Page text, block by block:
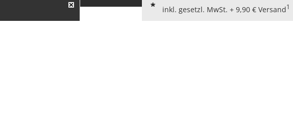
inkl. gesetzl. MwSt. + 9,90 € Versand1